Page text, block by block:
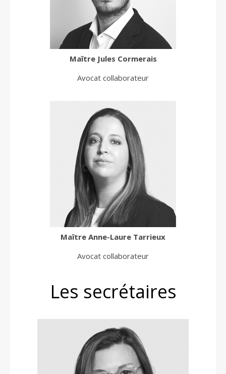
Maître Jules Cormerais
Avocat collaborateur
Maître Anne-Laure Tarrieux
Avocat collaborateur
Les secrétaires